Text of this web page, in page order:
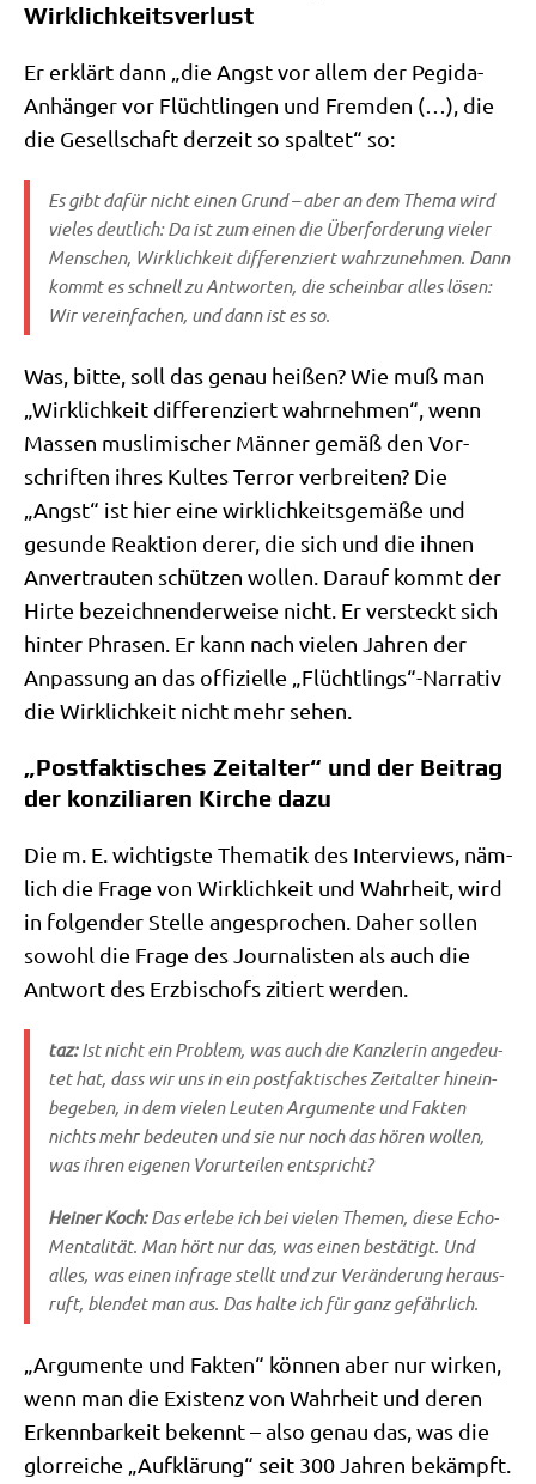
Wirklichkeitsverlust
Er erklärt dann „die Angst vor allem der Pegi­da-
Anhän­ger vor Flücht­lin­gen und Frem­den (…), die
die Gesell­schaft der­zeit so spal­tet“ so:
Es gibt dafür nicht einen Grund – aber an dem The­ma wird
vie­les deut­lich: Da ist zum einen die Über­for­de­rung vie­ler
Men­schen, Wirk­lich­keit dif­fe­ren­ziert wahr­zu­neh­men. Dann
kommt es schnell zu Ant­wor­ten, die schein­bar alles lösen:
Wir ver­ein­fa­chen, und dann ist es so.
Was, bit­te, soll das genau hei­ßen? Wie muß man
„Wirk­lich­keit dif­fe­ren­ziert wahr­neh­men“, wenn
Mas­sen mus­li­mi­scher Män­ner gemäß den Vor­
schrif­ten ihres Kul­tes Ter­ror ver­brei­ten? Die
„Angst“ ist hier eine wirk­lich­keits­ge­mä­ße und
gesun­de Reak­ti­on derer, die sich und die ihnen
Anver­trau­ten schüt­zen wol­len. Dar­auf kommt der
Hir­te bezeich­nen­der­wei­se nicht. Er ver­steckt sich
hin­ter Phra­sen. Er kann nach vie­len Jah­ren der
Anpas­sung an das offi­zi­el­le „Flüchtlings“-Narrativ
die Wirk­lich­keit nicht mehr sehen.
„Postfaktisches Zeitalter“ und der Beitrag
der konziliaren Kirche dazu
Die m. E. wich­tig­ste The­ma­tik des Inter­views, näm­
lich die Fra­ge von Wirk­lich­keit und Wahr­heit, wird
in fol­gen­der Stel­le ange­spro­chen. Daher sol­len
sowohl die Fra­ge des Jour­na­li­sten als auch die
Ant­wort des Erz­bi­schofs zitiert werden.
taz:Ist nicht ein Pro­blem, was auch die Kanz­le­rin ange­deu­
tet hat, dass wir uns in ein post­fak­ti­sches Zeit­al­ter hin­ein­
be­ge­ben, in dem vie­len Leu­ten Argu­men­te und Fak­ten
nichts mehr bedeu­ten und sie nur noch das hören wol­len,
was ihren eige­nen Vor­ur­tei­len entspricht?
Hei­ner Koch:Das erle­be ich bei vie­len The­men, die­se Echo-
Men­ta­li­tät. Man hört nur das, was einen bestä­tigt. Und
alles, was einen infra­ge stellt und zur Ver­än­de­rung her­aus­
ruft, blen­det man aus. Das hal­te ich für ganz gefährlich.
„Argu­men­te und Fak­ten“ kön­nen aber nur wir­ken,
wenn man die Exi­stenz von Wahr­heit und deren
Erkenn­bar­keit bekennt – also genau das, was die
glor­rei­che „Auf­klä­rung“ seit 300 Jah­ren bekämpft.